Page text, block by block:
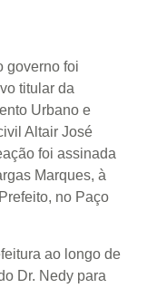
governo foi
titular da
Urbano e
Altair José
foi assinada
Marques, à
no Paço
ao longo de
Dr. Nedy para